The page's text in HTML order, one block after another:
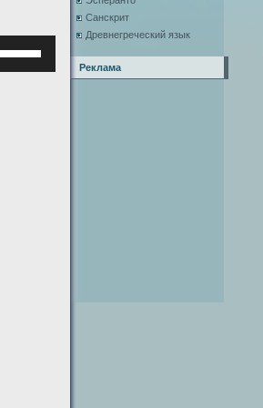
Санскрит
Древнегреческий язык
Реклама